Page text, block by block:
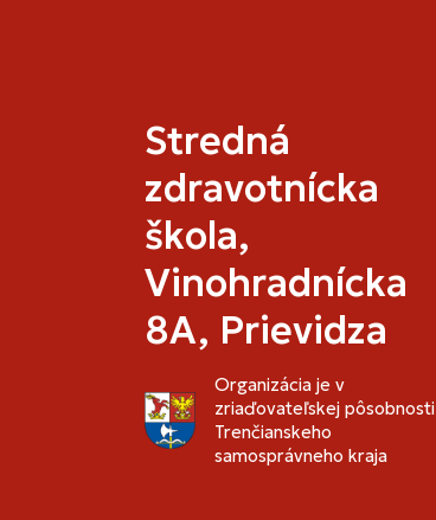
Stredná
zdravotnícka
škola,
Vinohradnícka
8A, Prievidza
Organizácia je v
zriaďovateľskej pôsobnosti
Trenčianskeho
samosprávneho kraja